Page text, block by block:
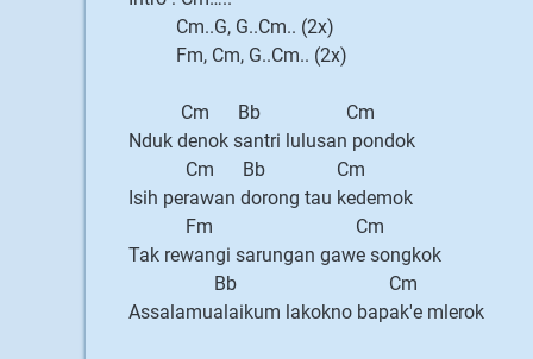
Cm..G, G..Cm.. (2x)
Fm, Cm, G..Cm.. (2x)
Cm Bb Cm
Nduk denok santri lulusan pondok
Cm Bb Cm
Isih perawan dorong tau kedemok
Fm Cm
Tak rewangi sarungan gawe songkok
Bb Cm
Assalamualaikum lakokno bapak'e mlerok